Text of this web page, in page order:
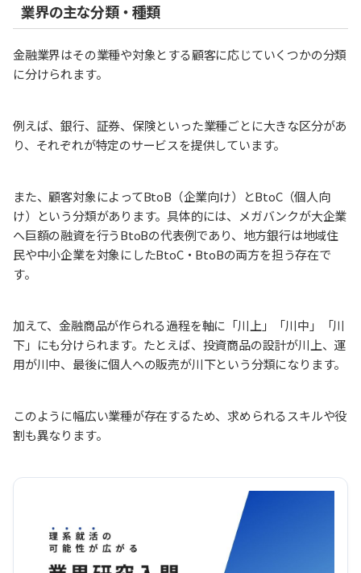
業界の主な分類・種類
金融業界はその業種や対象とする顧客に応じていくつかの分類
に分けられます。
例えば、銀行、証券、保険といった業種ごとに大きな区分があ
り、それぞれが特定のサービスを提供しています。
また、顧客対象によってBtoB（企業向け）とBtoC（個人向
け）という分類があります。具体的には、メガバンクが大企業
へ巨額の融資を行うBtoBの代表例であり、地方銀行は地域住
民や中小企業を対象にしたBtoC・BtoBの両方を担う存在で
す。
加えて、金融商品が作られる過程を軸に「川上」「川中」「川
下」にも分けられます。たとえば、投資商品の設計が川上、運
用が川中、最後に個人への販売が川下という分類になります。
このように幅広い業種が存在するため、求められるスキルや役
割も異なります。